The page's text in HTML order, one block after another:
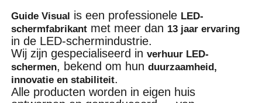
Guide Visual is een professionele LED-
schermfabrikant met meer dan 13 jaar ervaring
in de LED-schermindustrie.
Wij zijn gespecialiseerd inverhuur LED-
schermen, bekend om hunduurzaamheid,
innovatie en stabiliteit.
Alle producten worden in eigen huis